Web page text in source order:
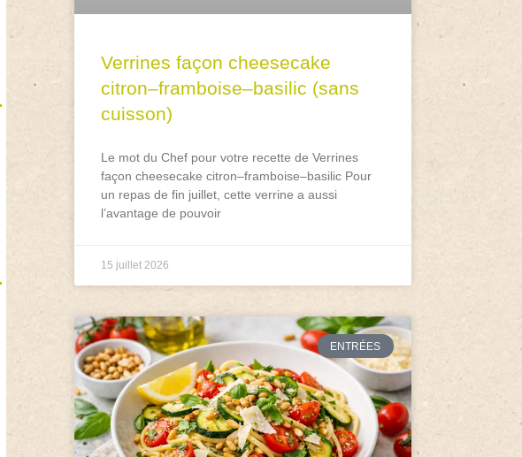
Verrines façon cheesecake
citron–framboise–basilic (sans
cuisson)
Le mot du Chef pour votre recette de Verrines
façon cheesecake citron–framboise–basilic Pour
un repas de fin juillet, cette verrine a aussi
l’avantage de pouvoir
15 juillet 2026
ENTRÉES